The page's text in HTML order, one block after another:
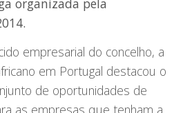
organizada pela
empresarial do concelho, a
em Portugal destacou o
de oportunidades de